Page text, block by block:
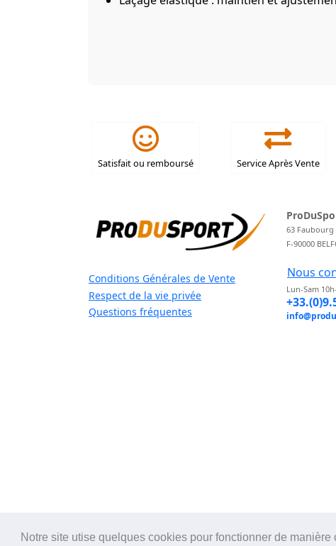
Notre site utise quelques cookies pour fonctionner de manière
Satisfait ou remboursé Service Après Vente
Conditions Générales de Vente
Respect de la vie privée
Questions fréquentes
63 Faubourg
F-90000
Nous
Lun-Sam